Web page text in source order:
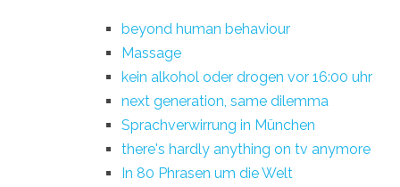
beyond human behaviour
Massage
kein alkohol oder drogen vor 16:00 uhr
next generation, same dilemma
Sprachverwirrung in München
there's hardly anything on tv anymore
In 80 Phrasen um die Welt